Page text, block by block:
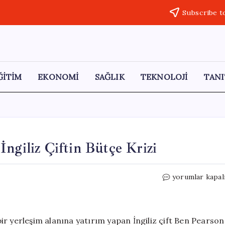
Subscribe
EKONOMİ SAĞLIK TEKNOLOJİ
İngiliz Çiftin Bütçe Krizi
4
Satın
yorumlar
yerleşim alanına yatırım yapan İngiliz çift Ben Pearson